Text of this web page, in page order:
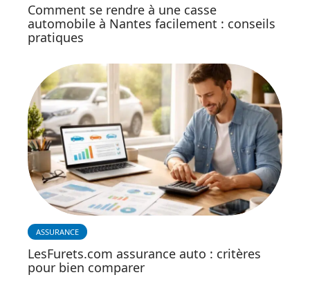
Comment se rendre à une casse
automobile à Nantes facilement : conseils
pratiques
ASSURANCE
LesFurets.com assurance auto : critères
pour bien comparer